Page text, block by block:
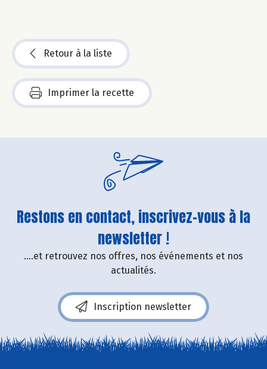
Retour à la liste
Imprimer la recette
Restons en contact, inscrivez-vous à la
newsletter !
....et retrouvez nos offres, nos événements et nos
actualités.
Inscription newsletter